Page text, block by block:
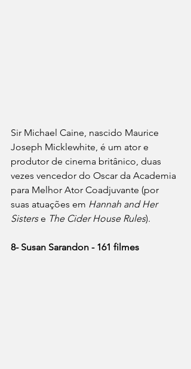
Sir Michael Caine, nascido Maurice
Joseph Micklewhite, é um ator e
produtor de cinema britânico, duas
vezes vencedor do Oscar da Academia
para Melhor Ator Coadjuvante (por
suas atuações em Hannah and Her
Sisters e The Cider House Rules).
8- Susan Sarandon - 161 filmes